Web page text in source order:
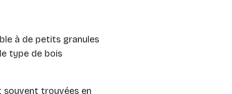
à de petits granules
type de bois
souvent trouvées en